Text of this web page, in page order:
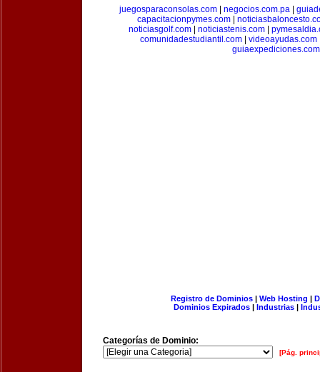
juegosparaconsolas.com| negocios.com.pa|
capacitacionpymes.com|
noticiasgolf.com| noticiastenis.com|
comunidadestudiantil.com| videoayudas.com
guiaexpediciones.com
Registro de Dominios| Web Hosting |
Dominios Expirados | Industrias |
Categorías de Dominio:
[Pág.